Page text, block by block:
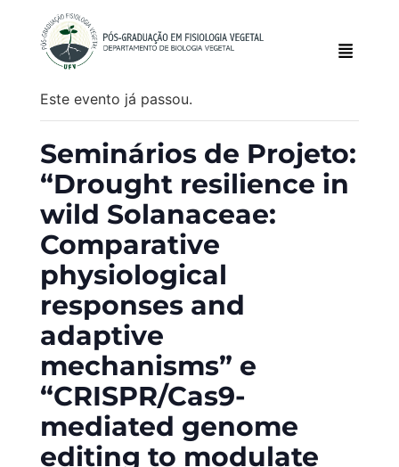
Este evento já passou.
Seminários de Projeto:
“Drought resilience in
wild Solanaceae:
Comparative
physiological
responses and
adaptive
mechanisms” e
“CRISPR/Cas9-
mediated genome
editing to modulate